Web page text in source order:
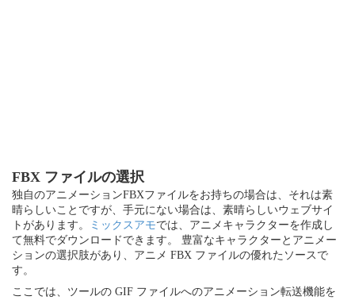
FBX ファイルの選択
独自のアニメーションFBXファイルをお持ちの場合は、それは素
晴らしいことですが、手元にない場合は、素晴らしいウェブサイ
トがあります。
ミックスアモでは、アニメキャラクターを作成し
て無料でダウンロードできます。 豊富なキャラクターとアニメー
ションの選択肢があり、アニメ FBX ファイルの優れたソースで
す。
ここでは、ツールの GIF ファイルへのアニメーション転送機能を